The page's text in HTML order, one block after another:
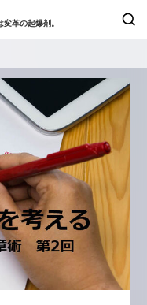
革の起爆剤。
ビュー
ース
オムニチャネル協会
いて
ナー
「イノベーションを
～投資される事業の
活DX「SouSou」に
達・巻き込みのリアル